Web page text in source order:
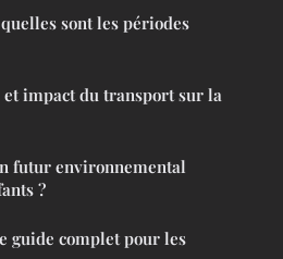
sont les périodes
impact du transport sur la
futur environnemental
?
guide complet pour les